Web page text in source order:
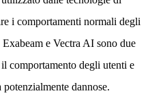
i comportamenti normali degli
e Vectra AI sono due
comportamento degli utenti e
dannose.